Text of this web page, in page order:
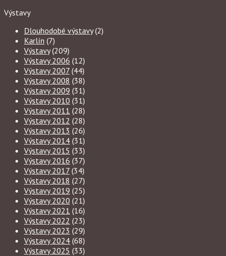
Výstavy
Dlouhodobé výstavy(2)
Karlín (7)
Výstavy(209)
Výstavy 2006 (12)
Výstavy 2007 (44)
Výstavy 2008 (38)
Výstavy 2009 (31)
Výstavy 2010 (31)
Výstavy 2011 (28)
Výstavy 2012 (28)
Výstavy 2013 (26)
Výstavy 2014 (31)
Výstavy 2015 (33)
Výstavy 2016 (37)
Výstavy 2017 (34)
Výstavy 2018 (27)
Výstavy 2019 (25)
Výstavy 2020 (21)
Výstavy 2021 (16)
Výstavy 2022 (23)
Výstavy 2023 (29)
Výstavy 2024 (68)
Výstavy 2025 (33)